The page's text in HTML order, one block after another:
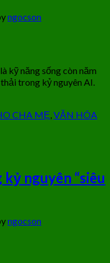
ngocson
kỹ năng sống còn năm
trong kỷ nguyên AI.
CHA MẸ,VĂN HÓA
nguyên “siêu
ngocson